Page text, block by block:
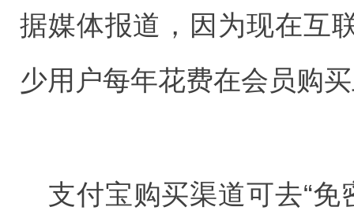
据媒体报道，因为现在互
少用户每年花费在会员购
支付宝购买渠道可去“